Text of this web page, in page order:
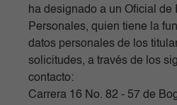
ha designado a un Oficial de
Personales, quien tiene la
datos personales de los
solicitudes, a través de los
contacto:
Carrera 16 No. 82 - 57 de